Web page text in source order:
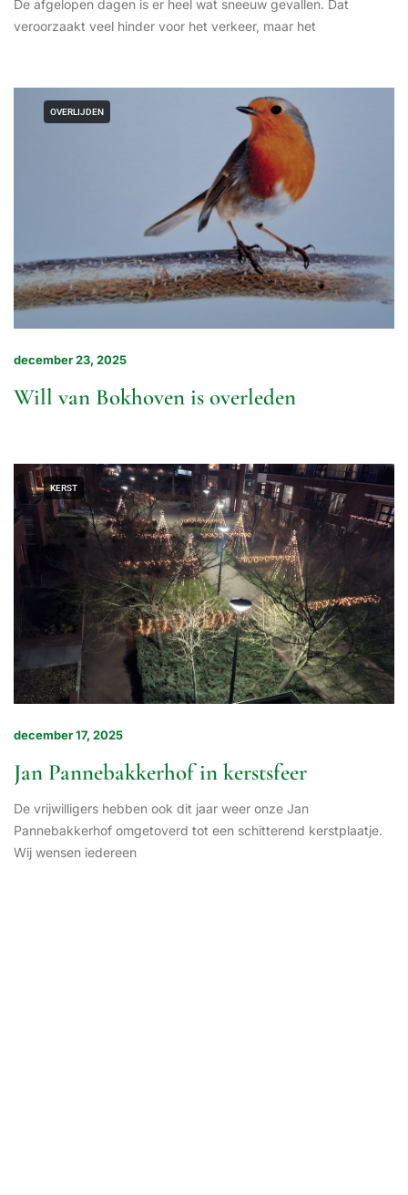
De afgelopen dagen is er heel wat sneeuw gevallen. Dat
veroorzaakt veel hinder voor het verkeer, maar het
OVERLIJDEN
december 23, 2025
Will van Bokhoven is overleden
KERST
december 17, 2025
Jan Pannebakkerhof in kerstsfeer
De vrijwilligers hebben ook dit jaar weer onze Jan
Pannebakkerhof omgetoverd tot een schitterend kerstplaatje.
Wij wensen iedereen